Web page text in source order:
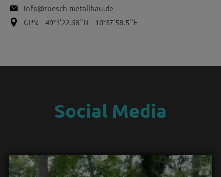
info@roesch-metallbau.de
GPS:
49°1'22.58''N 10°57'58.5''E
Social Media